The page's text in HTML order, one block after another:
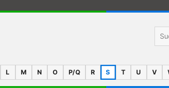
L M N O P/Q R S T U V